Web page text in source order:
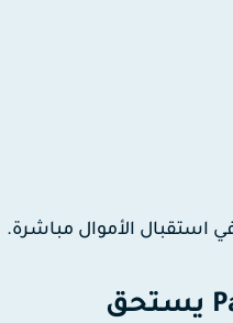
الأموال مباشرة.
هل ما زال Payoneer يستحق